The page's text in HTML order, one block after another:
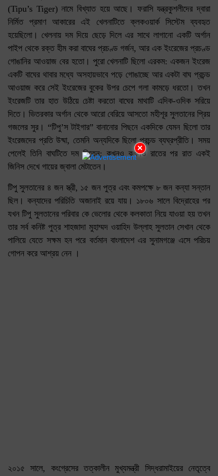
×
(Tipu’s Tiger) নামে বিখ্যাত হয়ে আছে। ফরাসি যন্ত্রকুশলীদের দ্বারা
নির্মিত প্রমাণ আকারের এই খেলনাটিতে ক্লকওয়ার্ক সিস্টেম ব্যবহৃত
হয়েছিলো। খেলনায় দম দিয়ে ছেড়ে দিলে এর সাথে লাগানো একটি অর্গান
পাইপ থেকে রক্ত হীম করা বাঘের প্রচণ্ড গর্জন, আর এক ইংরেজের প্রচণ্ড
গোঙানির আওয়াজ বের হতো। পুরো খেলনাটি ছিলো এরকম: একজন ইংরেজ
একটি বাঘের থাবার মধ্যে অসহায়ভাবে পড়ে গোঙাচ্ছে আর একটা বাঘ প্রচন্ড
আওয়াজ করে সেই ইংরেজের বুকের উপর চেপে গলা কামড়ে ধরতো। তখন
ইংরেজটি তার হাত উঠিয়ে চেষ্টা করতো বাঘের মাথাটি এদিক-ওদিক সরিয়ে
দিতে। ভিতরকার অর্গান থেকে আরো বেরিয়ে আসতো মহীশূর সুলতানের প্রিয়
গজলের সুর। “টিপু’স টাইগার” বানানোর পিছনে একদিকে যেমন ছিলো তার
ইংরেজদের প্রতি উষ্মা, তেমনি অন্যদিকে ছিলো প্রচন্ড ব্যঘ্রপ্রীতি। সময়
পেলেই তিনি বাঘটিতে দম দিতেন; কখনও কখনও রাতের পর রাত একই
জিনিস দেখে গায়ের জ্বালা মেটাতেন।
টিপু সুলতানের ৪ জন স্ত্রী, ১৫ জন পুত্র এবং কমপক্ষে ৮ জন কন্যা সন্তান
ছিল। কন্যাদের পরিচিতি অজানাই রয়ে যায়। ১৮০৬ সালে বিদ্রোহের পর
যখন টিপু সুলতানের পরিবার কে ভেলোর থেকে কলকাতা নিয়ে যাওয়া হয় তখন
তার সর্ব কনিষ্ট পুত্র শাহজাদা মুহাম্মদ ওয়াহিদ উল্লাহ সুলতান সেখান থেকে
পালিয়ে যেতে সক্ষম হন পরে বর্তমান বাংলাদেশ এর সুনামগঞ্জে এসে পরিচয়
গোপন করে আশ্রয় নেন ।
২০১৫ সালে, কংগ্রেসের তত্কালীন মুখ্যমন্ত্রী সিদ্ধরামাইয়ের নেতৃত্বে